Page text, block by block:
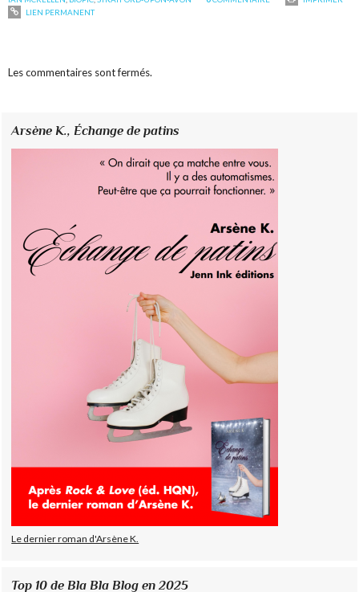
LIEN PERMANENT
Les commentaires sont fermés.
Arsène K.,Échange de patins
Le dernier roman d'Arsène K.
Top 10 de Bla Bla Blog en 2025